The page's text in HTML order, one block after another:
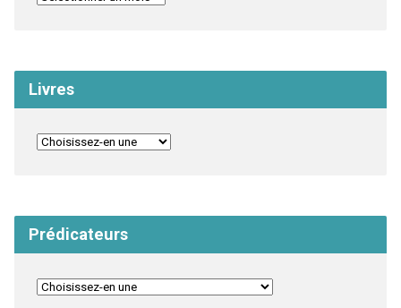
Livres
Prédicateurs